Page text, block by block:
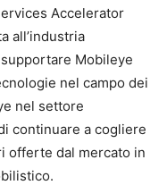
Accelerator
all’industria
Mobileye
nel campo dei
nel settore
continuare a cogliere
offerte dal mercato in